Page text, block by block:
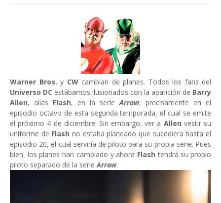
Warner Bros. y CW cambian de planes. Todos los fans del
Universo DC estábamos ilusionados con la aparición de Barry
Allen, alias Flash, en la serieArrow, precisamente en el
episodio octavo de esta segunda temporada, el cual se emite
el próximo 4 de diciembre. Sin embargo, ver a Allen vestir su
uniforme de Flashno estaba planeado que sucediera hasta el
episodio 20, el cual serviría de piloto para su propia serie. Pues
bien, los planes han cambiado y ahora Flashtendrá su propio
piloto separado de la serieArrow.